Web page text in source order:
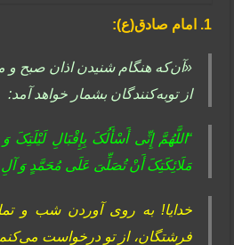
1. امام صادق(ع)‏:
«آن‌که هنگام شنیدن اذان صبح و
از توبه‌کنندگان بشمار خواهد آمد:
“اللَّهُمَّ إِنِّی أَسْأَلُکَ بِإِقْبَالِ
مَلَائِکَتِکَ أَنْ تُصَلِّیَ عَلَى مُحَمَّدٍ وَ آلِ
خدایا! به روى آوردن شب و
فرشتگان، از تو درخواست